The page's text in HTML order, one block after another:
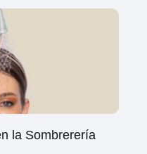
la Sombrerería